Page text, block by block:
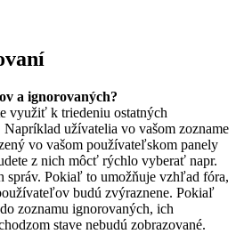
a ignorovaných?
využiť k triedeniu ostatných
užívatelia vo vašom zozname
vo vašom používateľskom panely
z nich môcť rýchlo vyberať napr.
správ. Pokiaľ to umožňuje vzhľad fóra,
budú zvýraznene. Pokiaľ
zoznamu ignorovaných, ich
stave nebudú zobrazované.